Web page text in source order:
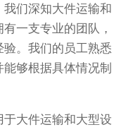
们深知大件运输和
一支专业的团队，
。我们的员工熟悉
够根据具体情况制
大件运输和大型设